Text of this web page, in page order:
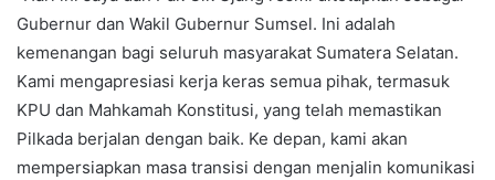
Gubernur dan Wakil Gubernur Sumsel. Ini adalah
kemenangan bagi seluruh masyarakat Sumatera Selatan.
Kami mengapresiasi kerja keras semua pihak, termasuk
KPU dan Mahkamah Konstitusi, yang telah memastikan
Pilkada berjalan dengan baik. Ke depan, kami akan
mempersiapkan masa transisi dengan menjalin komunikasi